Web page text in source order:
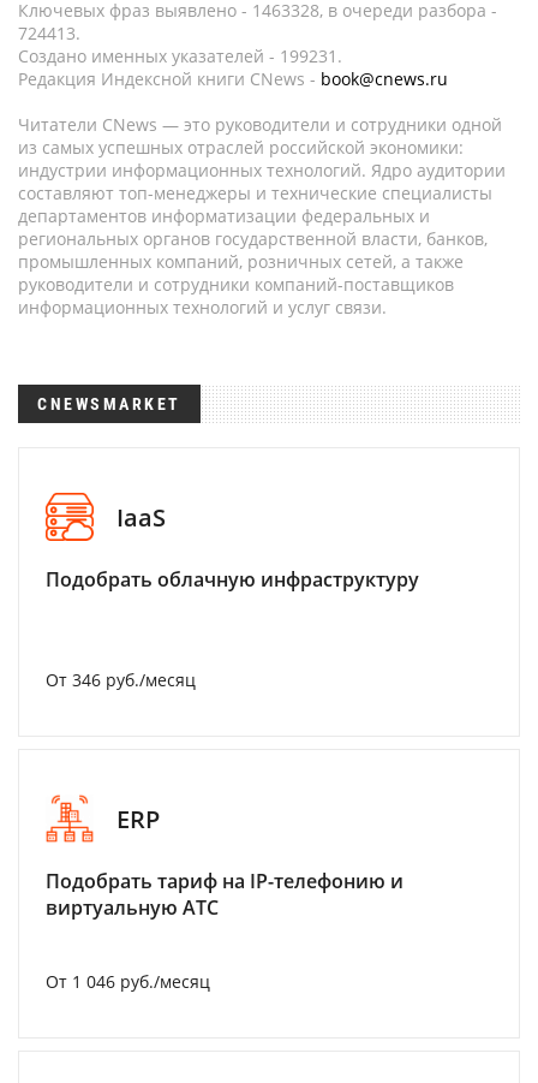
Ключевых фраз выявлено - 1463328, в очереди разбора -
724413.
Создано именных указателей - 199231.
Редакция Индексной книги CNews - book@cnews.ru
Читатели CNews — это руководители и сотрудники одной
из самых успешных отраслей российской экономики:
индустрии информационных технологий. Ядро аудитории
составляют топ-менеджеры и технические специалисты
департаментов информатизации федеральных и
региональных органов государственной власти, банков,
промышленных компаний, розничных сетей, а также
руководители и сотрудники компаний-поставщиков
информационных технологий и услуг связи.
CNEWSMARKET
IaaS
Подобрать облачную инфраструктуру
От 346 руб./месяц
ERP
Подобрать тариф на IP-телефонию и
виртуальную АТС
От 1 046 руб./месяц